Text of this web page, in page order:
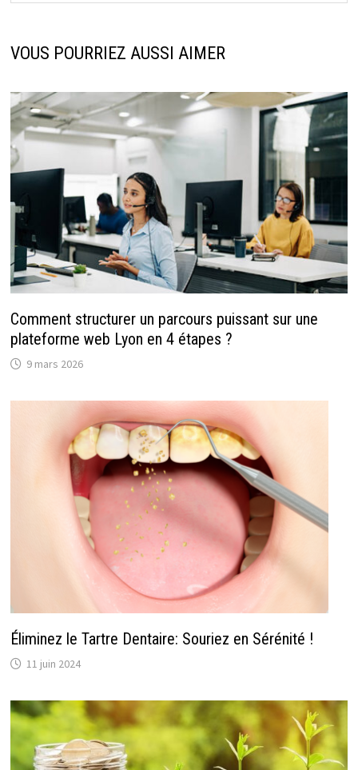
VOUS POURRIEZ AUSSI AIMER
Comment structurer un parcours puissant sur une
plateforme web Lyon en 4 étapes ?
9 mars 2026
Éliminez le Tartre Dentaire: Souriez en Sérénité !
11 juin 2024